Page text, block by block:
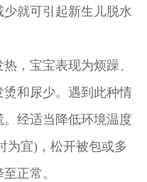
就可引起新生儿脱水
宝宝表现为烦躁、
和尿少。遇到此种情
经适当降低环境温度
宜)，松开被包或多
正常。